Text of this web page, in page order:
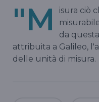
"M
isura ciò
da
attribuita a Galileo,
delle unità di misura.